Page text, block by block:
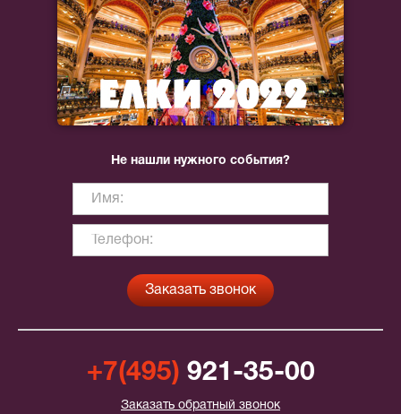
Не нашли нужного события?
+7(495) 921-35-00
Заказать обратный звонок